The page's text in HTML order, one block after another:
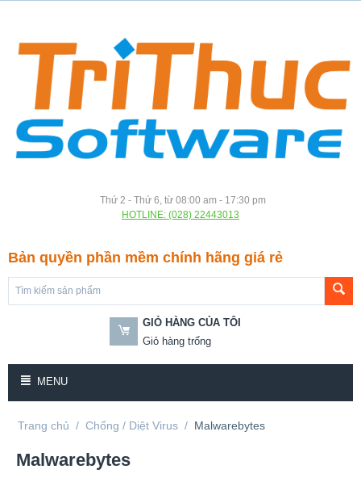
Thứ 2 - Thứ 6, từ 08:00 am - 17:30 pm
HOTLINE: (028) 22443013
Bản quyền phần mềm chính hãng giá rẻ
GIỎ HÀNG CỦA TÔI
Giỏ hàng trống
MENU
Trang chủ / Chống / Diệt Virus / Malwarebytes
Malwarebytes